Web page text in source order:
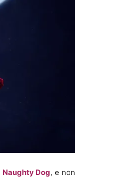
Naughty Dog, e non